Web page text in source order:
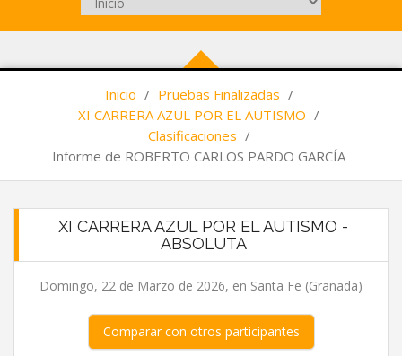
Inicio / Pruebas Finalizadas /
XI CARRERA AZUL POR EL AUTISMO /
Clasificaciones /
Informe de ROBERTO CARLOS PARDO GARCÍA
XI CARRERA AZUL POR EL AUTISMO -
ABSOLUTA
Domingo, 22 de Marzo de 2026, en Santa Fe (Granada)
Comparar con otros participantes